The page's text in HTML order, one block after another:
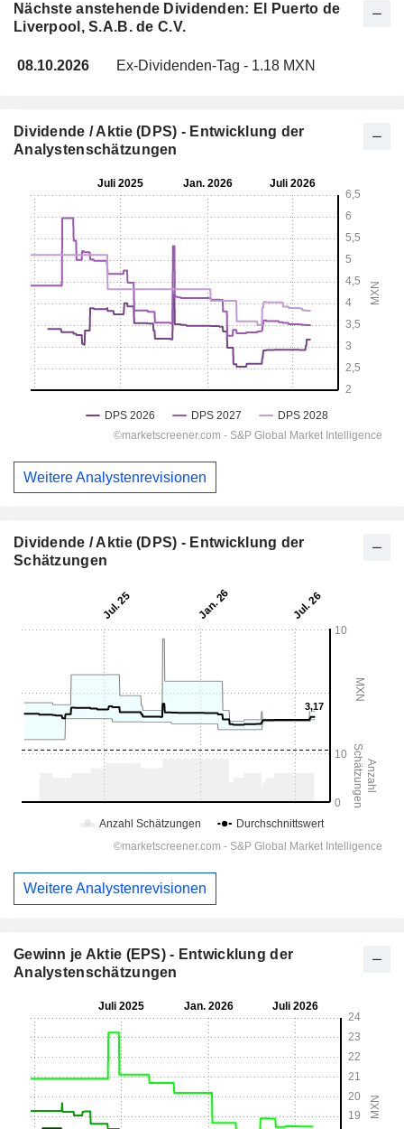
Nächste anstehende Dividenden: El Puerto de
Liverpool, S.A.B. de C.V.
08.10.2026 Ex-Dividenden-Tag - 1.18 MXN
Dividende / Aktie (DPS) - Entwicklung der
Analystenschätzungen
Weitere Analystenrevisionen
Dividende / Aktie (DPS) - Entwicklung der
Schätzungen
Weitere Analystenrevisionen
Gewinn je Aktie (EPS) - Entwicklung der
Analystenschätzungen